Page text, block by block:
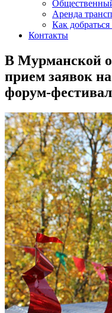
Аренда
Как
Контакты
В Мурманской
прием заявок
форум-